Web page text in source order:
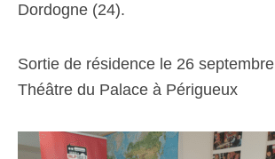
Dordogne (24).
Sortie de résidence le 26
Théâtre du Palace à Périgueux